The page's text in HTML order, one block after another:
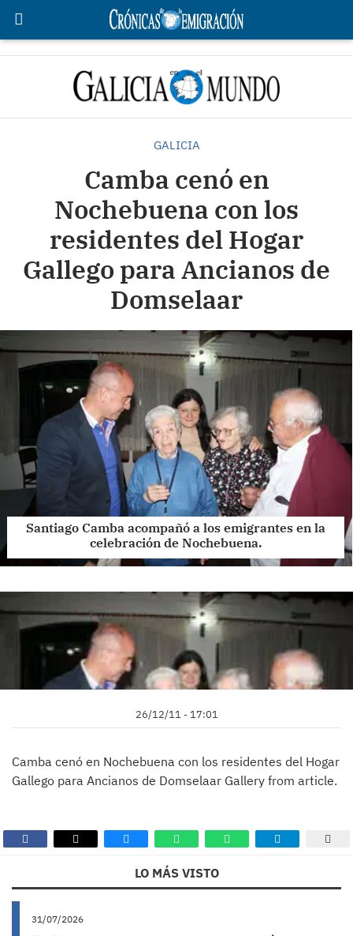
GALICIA
Camba cenó en
Nochebuena con los
residentes del Hogar
Gallego para Ancianos de
Domselaar
Santiago Camba acompañó a los emigrantes en la
celebración de Nochebuena.
26/12/11 - 17:01
Camba cenó en Nochebuena con los residentes del Hogar
Gallego para Ancianos de Domselaar Gallery from article.
LO MÁS VISTO
31/07/2026